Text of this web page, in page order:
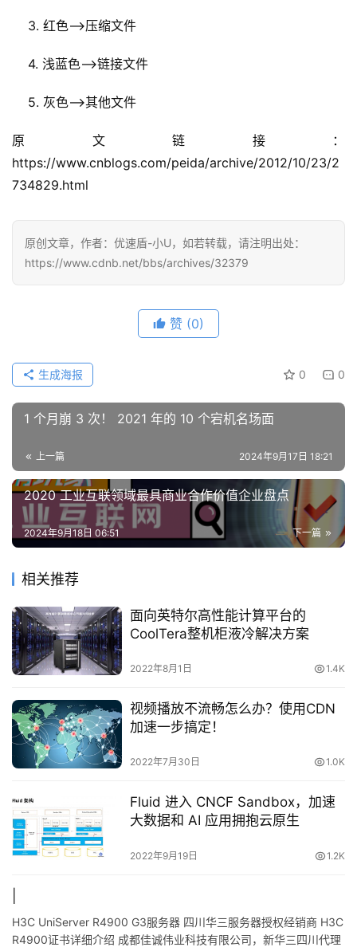
3. 红色–>压缩文件
4. 浅蓝色–>链接文件
5. 灰色–>其他文件
原文链接：
https://www.cnblogs.com/peida/archive/2012/10/23/2
734829.html
原创文章，作者：优速盾-小U，如若转载，请注明出处：
https://www.cdnb.net/bbs/archives/32379
赞 (0)
0 0
生成海报
1 个月崩 3 次！ 2021 年的 10 个宕机名场面
上一篇 2024年9月17日 18:21
2020 工业互联领域最具商业合作价值企业盘点
下一篇
2024年9月18日 06:51
相关推荐
面向英特尔高性能计算平台的
CoolTera整机柜液冷解决方案
2022年8月1日 1.4K
视频播放不流畅怎么办？使用CDN
加速一步搞定！
2022年7月30日 1.0K
Fluid 进入 CNCF Sandbox，加速
大数据和 AI 应用拥抱云原生
2022年9月19日 1.2K
H3C UniServer R4900 G3服务器 四川华三服务器授权经销商 H3C
R4900证书详细介绍 成都佳诚伟业科技有限公司，新华三四川代理